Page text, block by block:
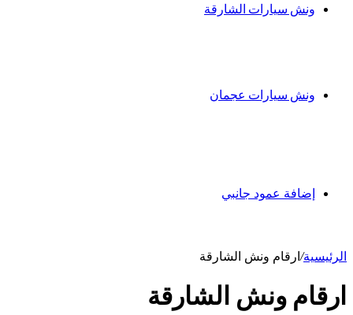
ونش سيارات الشارقة
ونش سيارات عجمان
إضافة عمود جانبي
الرئيسية/ ارقام ونش الشارقة
ارقام ونش الشارقة